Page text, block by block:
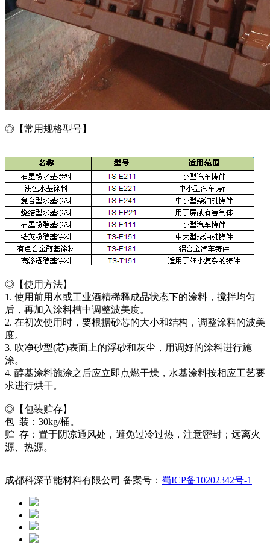
◎【常用规格型号】
◎【使用方法】
1. 使用前用水或工业酒精稀释成品状态下的涂料，搅拌均匀
后，再加入涂料槽中调整波美度。
2. 在初次使用时，要根据砂芯的大小和结构，调整涂料的波美
度。
3. 吹净砂型(芯)表面上的浮砂和灰尘，用调好的涂料进行施
涂。
4. 醇基涂料施涂之后应立即点燃干燥，水基涂料按相应工艺要
求进行烘干。
◎【包装贮存】
包 装：30kg/桶。
贮 存：置于阴凉通风处，避免过冷过热，注意密封；远离火
源、热源。
成都科深节能材料有限公司 备案号： 蜀ICP备10202342号-1